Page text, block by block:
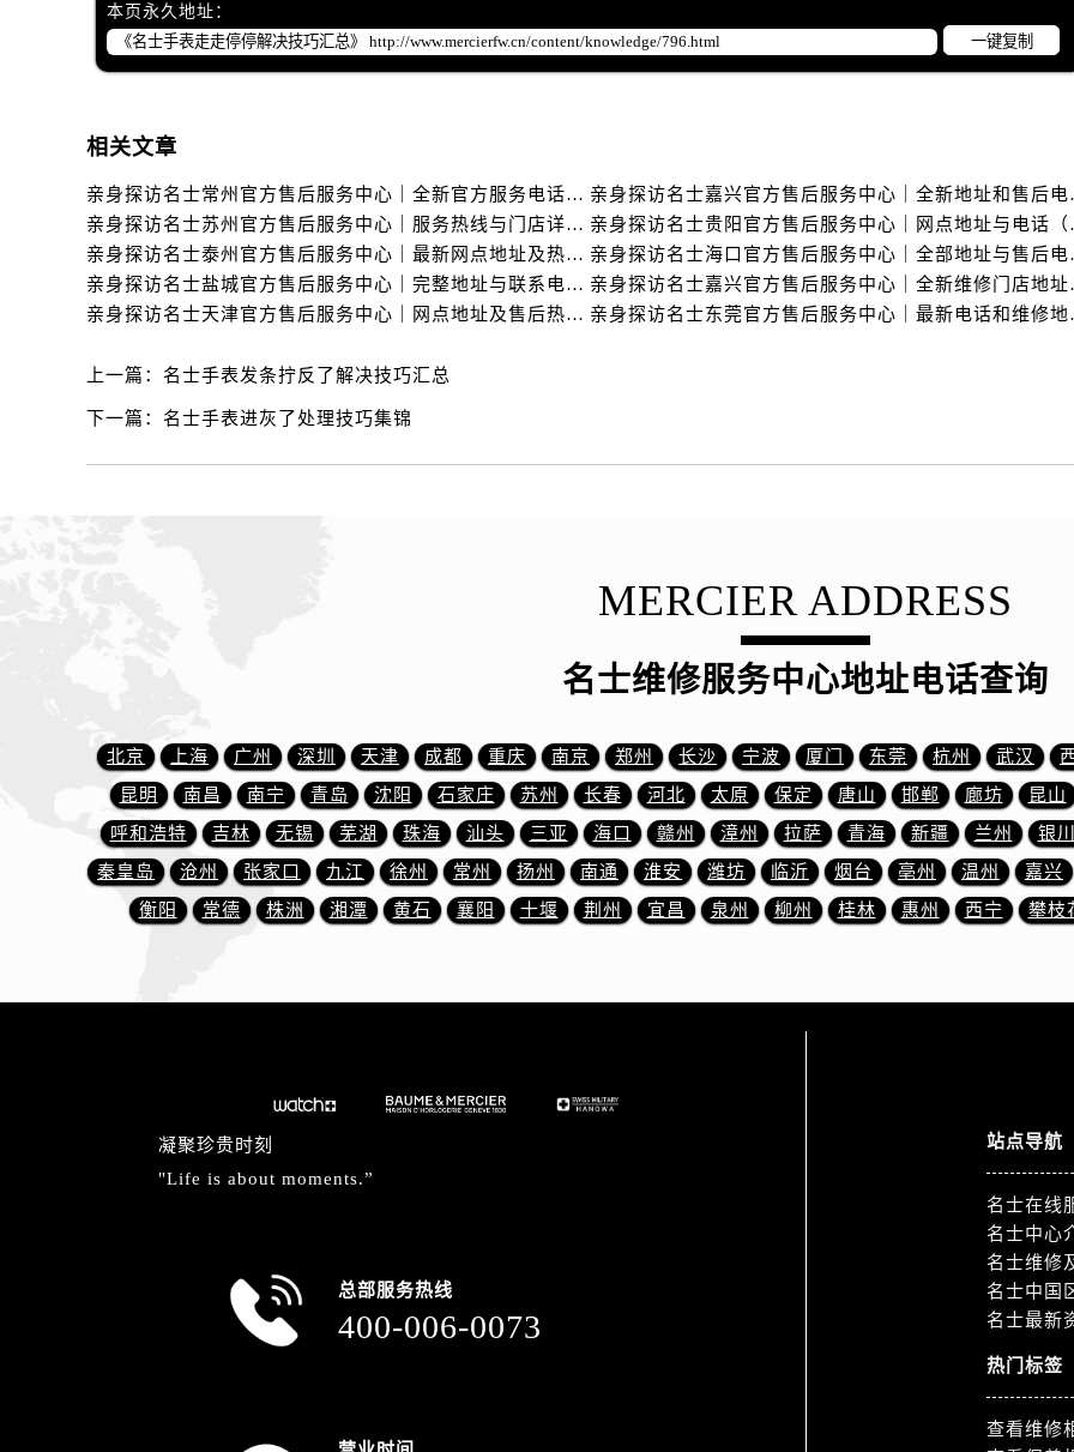
辽宁省盘锦市兴隆台区石油大街名士售后服务中心（需提前预约）
辽宁省沈阳市沈河区中街路83号亨得利名表维修授权店1楼名士售后服务中心（需提前预约）
北京市朝阳区建国门外大街甲6号华熙国际中心D座11层1102室名士售后服务中心（需提前预约）
北京市东城区东长安街1号王府井东方广场W3座6层602室名士售后服务中心（需提前预约）
河北省保定市竞秀区朝阳北大街北国先天下名士售后服务中心（需提前预约）
内蒙古自治区阿拉善盟市左旗土尔扈特大街名士售后服务中心（需提前预约）
内蒙古自治区包头市青山区幸福路甲3号王府井百货名表维修名士售后服务中心（需提前预约）
内蒙古自治区赤峰市红山区哈达街名士售后服务中心（需提前预约）
内蒙古自治区乌兰察布市集宁区恩和大街名士售后服务中心（需提前预约）
内蒙古自治区锡林郭勒盟市锡林浩特市光明街与额尔敦路交叉口名士售后服务中心（需提前预约）
山西省大同市平城区迎宾街名士售后服务中心（需提前预约）
山西省晋中市榆次区顺城街名士售后服务中心（需提前预约）
山西省临汾市尧都区解放路名士售后服务中心（需提前预约）
山西省吕梁市离石区永宁中路与建设街交叉口名士售后服务中心（需提前预约）
山西省朔州市朔城区怡西路与鄯阳西街交汇处名士售后服务中心（需提前预约）
山西省忻州市忻府区和平东街与七一南路交叉口名士售后服务中心（需提前预约）
山西省阳泉市郊区平阳东街与新城大道交叉口名士售后服务中心（需提前预约）
安徽省亳州市谯城区魏武大道名士售后服务中心（需提前预约）
安徽省淮北市相山区淮海路名士售后服务中心（需提前预约）
安徽省淮南市田家庵区国庆中路名士售后服务中心（需提前预约）
本页永久地址：
一键复制
相关文章
亲身探访名士常州官方售后服务中心｜全新官方服务电话与地址（2026年7月最新）
亲身探访名
亲身探访名士苏州官方售后服务中心｜服务热线与门店详细地址（2026年7月最新）
亲身探访
亲身探访名士泰州官方售后服务中心｜最新网点地址及热线（2026年7月最新）
亲身探访名
亲身探访名士盐城官方售后服务中心｜完整地址与联系电话（2026年7月最新）
亲身探访名
亲身探访名士天津官方售后服务中心｜网点地址及售后热线（2026年7月最新）
亲身探访名
上一篇： 名士手表发条拧反了解决技巧汇总
下一篇： 名士手表进灰了处理技巧集锦
MERCIER ADDRESS
名士维修服务中心地址电话查询
北京 上海 广州 深圳 天津 成都 重庆 南京 郑州 长沙 宁波 厦门 东莞 杭州 武汉
昆明
南昌 南宁 青岛 沈阳 石家庄 苏州 长春 河北 太原 保定 唐山 邯郸 廊坊 昆山
呼和浩特
吉林 无锡 芜湖 珠海 汕头 三亚 海口 赣州 漳州 拉萨 青海 新疆 兰州 银川
秦皇岛
沧州 张家口 九江 徐州 常州 扬州 南通 淮安 潍坊 临沂 烟台 亳州 温州 嘉兴
衡阳
常德 株洲 湘潭 黄石 襄阳 十堰 荆州 宜昌 泉州 柳州 桂林 惠州 西宁 攀枝
凝聚珍贵时刻
"Life is about moments.”
总部服务热线
400-006-0073
站点导航
名士在线
名士中心
名士维修
名士中国
名士最新
热门标签
查看维修